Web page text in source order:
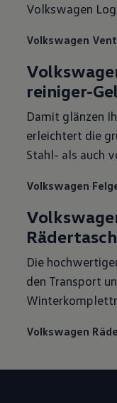
Volkswagen
Volkswagen
reiniger-Gel
Damit glänzen
erleichtert die
Stahl- als auch
Volkswagen
Die
den Transport
Volkswagen